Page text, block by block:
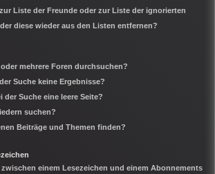
Liste der Freunde oder zur Liste der ignorierten
diese wieder aus den Listen entfernen?
mehrere Foren durchsuchen?
Suche keine Ergebnisse?
der Suche eine leere Seite?
suchen?
Beiträge und Themen finden?
einem Lesezeichen und einem Abonnements